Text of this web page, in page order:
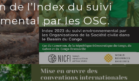
de l’Index du suivi
par les OSC.